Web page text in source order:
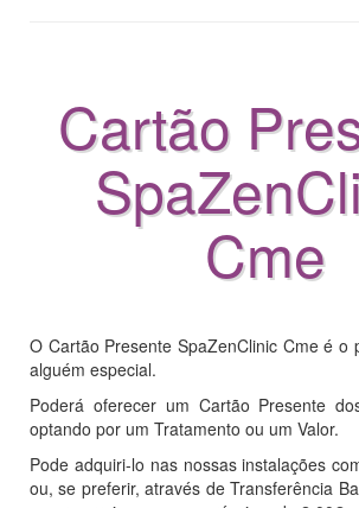
Cartão
Cme
O Cartão Presente SpaZenClinic Cme é o
alguém especial.
Poderá oferecer um Cartão Presente
optando por um Tratamento ou um Valor.
Pode adquiri-lo nas nossas instalações
ou, se preferir, através de Transferência